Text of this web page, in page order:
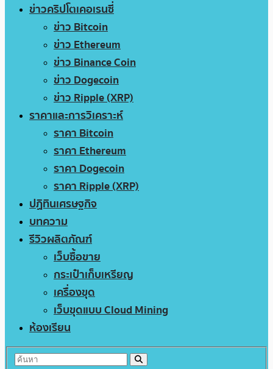
ข่าวคริปโตเคอเรนซี่
ข่าว Bitcoin
ข่าว Ethereum
ข่าว Binance Coin
ข่าว Dogecoin
ข่าว Ripple (XRP)
ราคาและการวิเคราะห์
ราคา Bitcoin
ราคา Ethereum
ราคา Dogecoin
ราคา Ripple (XRP)
ปฏิทินเศรษฐกิจ
บทความ
รีวิวผลิตภัณฑ์
เว็บซื้อขาย
กระเป๋าเก็บเหรียญ
เครื่องขุด
เว็บขุดแบบ Cloud Mining
ห้องเรียน